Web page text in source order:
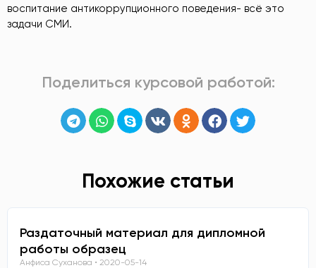
воспитание антикоррупционного поведения- всё это
задачи СМИ.
Поделиться курсовой работой:
Похожие статьи
Раздаточный материал для дипломной
работы образец
Анфиса Суханова 2020-05-14